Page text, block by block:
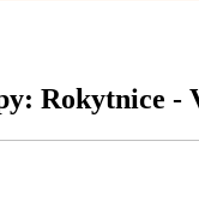
Rokytnice -